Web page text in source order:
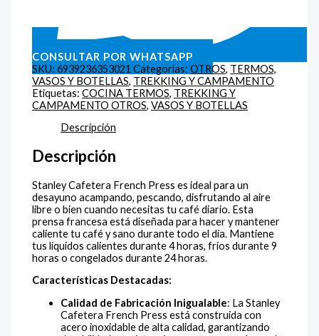
CONSULTAR POR WHATSAPP
SKU:6939236353021 Categorías:OTROS, TERMOS,
VASOS Y BOTELLAS, TREKKING Y CAMPAMENTO
Etiquetas:COCINA TERMOS, TREKKING Y
CAMPAMENTO OTROS,VASOS Y BOTELLAS
Descripción
Descripción
Stanley Cafetera French Press es ideal para un
desayuno acampando, pescando, disfrutando al aire
libre o bien cuando necesitas tu café diario. Esta
prensa francesa está diseñada para hacer y mantener
caliente tu café y sano durante todo el día. Mantiene
tus líquidos calientes durante 4 horas, fríos durante 9
horas o congelados durante 24 horas.
Características Destacadas:
Calidad de Fabricación Inigualable: La Stanley
Cafetera French Press está construida con
acero inoxidable de alta calidad, garantizando